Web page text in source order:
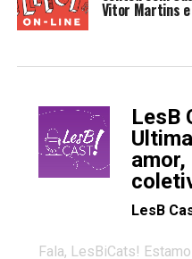
Vitor Martins
LesB
-
LesB
Fala, LesBiCats!